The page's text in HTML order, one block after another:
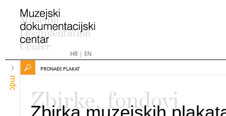
HR| EN
mdc
PRONAĐI PLAKAT
Zbirke, fondovi